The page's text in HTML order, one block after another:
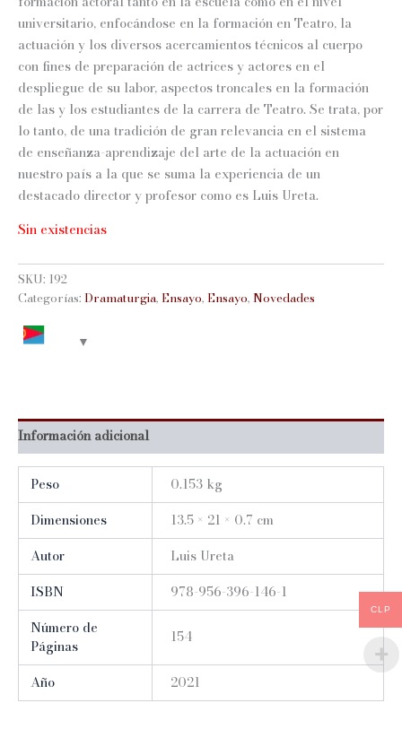
universitario, enfocándose en la formación en Teatro, la
actuación y los diversos acercamientos técnicos al cuerpo
con fines de preparación de actrices y actores en el
despliegue de su labor, aspectos troncales en la formación
de las y los estudiantes de la carrera de Teatro. Se trata, por
lo tanto, de una tradición de gran relevancia en el sistema
de enseñanza-aprendizaje del arte de la actuación en
nuestro país a la que se suma la experiencia de un
destacado director y profesor como es Luis Ureta.
Sin existencias
SKU: 192
Categorías: Dramaturgia, Ensayo, Ensayo, Novedades
Información adicional
Peso
0.153 kg
Dimensiones
13.5 × 21 × 0.7 cm
Autor
Luis Ureta
ISBN
978-956-396-146-1
Número de
Páginas
154
Año 2021
CLP